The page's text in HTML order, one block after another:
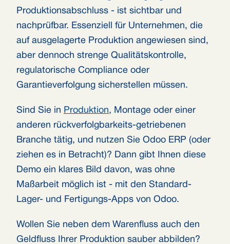
Produktionsabschluss - ist sichtbar und
nachprüfbar. Essenziell für Unternehmen, die
auf ausgelagerte Produktion angewiesen sind,
aber dennoch strenge Qualitätskontrolle,
regulatorische Compliance oder
Garantieverfolgung sicherstellen müssen.
Sind Sie in Produktion, Montage oder einer
anderen rückverfolgbarkeits-getriebenen
Branche tätig, und nutzen Sie Odoo ERP (oder
ziehen es in Betracht)? Dann gibt Ihnen diese
Demo ein klares Bild davon, was ohne
Maßarbeit möglich ist - mit den Standard-
Lager- und Fertigungs-Apps von Odoo.
Wollen Sie neben dem Warenfluss auch den
Geldfluss Ihrer Produktion sauber abbilden?